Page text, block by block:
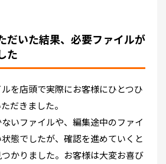
だいた結果、必要ファイルが
た
を店頭で実際にお客様にひとつひ
だきました。
いファイルや、編集途中のファイ
態でしたが、確認を進めていくと
かりました。お客様は大変お喜び